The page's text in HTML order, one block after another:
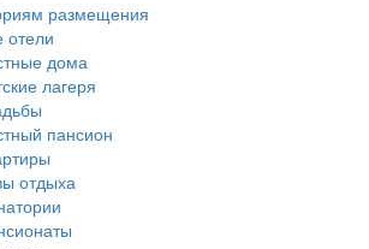
размещения
отели
дома
лагеря
пансион
отдыха